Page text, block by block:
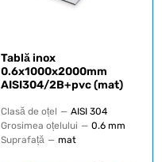
Tablă inox
0.6х1000х2000mm
AISI304/2B+pvc (mat)
Clasă de oțel — AISI 304
Grosimea oțelului — 0.6 mm
Suprafață — mat